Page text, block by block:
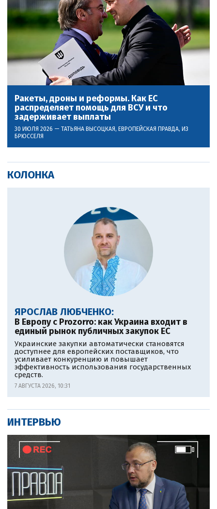
Ракеты, дроны и реформы. Как ЕС
распределяет помощь для ВСУ и что
задерживает выплаты
30 ИЮЛЯ 2026 — ТАТЬЯНА ВЫСОЦКАЯ , ЕВРОПЕЙСКАЯ ПРАВДА, ИЗ
БРЮССЕЛЯ
КОЛОНКА
ЯРОСЛАВ ЛЮБЧЕНКО:
В Европу c Prozorro: как Украина входит в
единый рынок публичных закупок ЕС
Украинские закупки автоматически становятся
доступнее для европейских поставщиков, что
усиливает конкуренцию и повышает
эффективность использования государственных
средств.
7 АВГУСТА 2026, 10:31
ИНТЕРВЬЮ